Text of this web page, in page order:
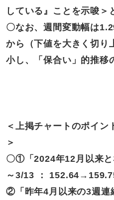
している』ことを示唆＞
〇なお、週間変動幅は
から（下値を大きく切り
小し、「保合い」的推移
＜上掲チャートのポイン
＞
〇①「2024年12月以来
～3/13 ：
②「昨年4月以来の3週連